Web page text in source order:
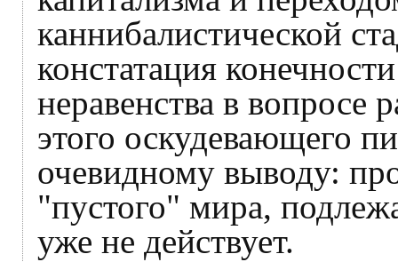
каннибалистической
констатация
неравенства в вопросе
этого оскудевающего
очевидному выводу:
"пустого" мира,
уже не действует.